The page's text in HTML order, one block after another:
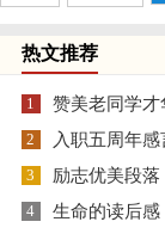
热文推荐
1 赞美老同学才
2 入职五周年感
3 励志优美段落
4 生命的读后感